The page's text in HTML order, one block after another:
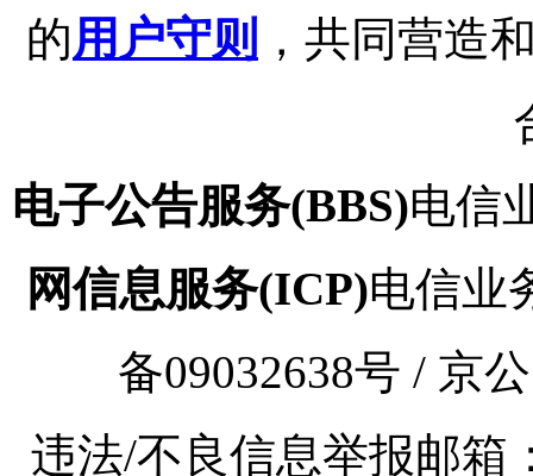
的用户守则 ，共同营造
电子公告服务(BBS)电信
网信息服务(ICP)电信业
备09032638号 / 京
违法/不良信息举报邮箱